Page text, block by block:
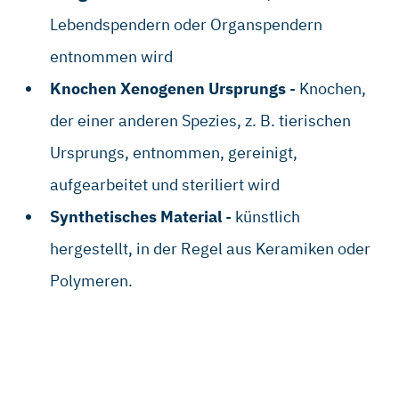
Lebendspendern oder Organspendern
entnommen wird
Knochen Xenogenen Ursprungs - Knochen,
der einer anderen Spezies, z. B. tierischen
Ursprungs, entnommen, gereinigt,
aufgearbeitet und steriliert wird
Synthetisches Material- künstlich
hergestellt, in der Regel aus Keramiken oder
Polymeren.